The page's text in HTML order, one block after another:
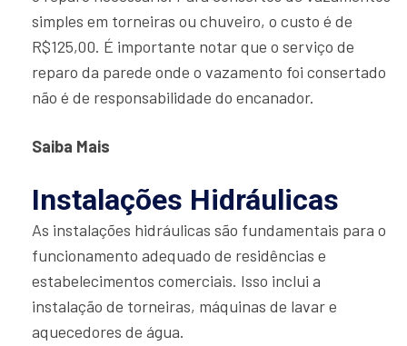
simples em torneiras ou chuveiro, o custo é de
R$125,00. É importante notar que o serviço de
reparo da parede onde o vazamento foi consertado
não é de responsabilidade do encanador.
Saiba Mais
Instalações Hidráulicas
As instalações hidráulicas são fundamentais para o
funcionamento adequado de residências e
estabelecimentos comerciais. Isso inclui a
instalação de torneiras, máquinas de lavar e
aquecedores de água.